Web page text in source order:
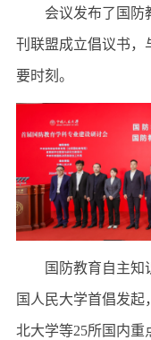
会议发布了国防
刊联盟成立倡议书，
要时刻。
国防教育自主知
国人民大学首倡发
北大学等25所国内重